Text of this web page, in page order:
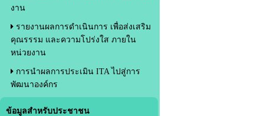
งาน
รายงานผลการดำเนินการ เพื่อส่งเสริม
คุณรรรม และความโปร่งใส ภายใน
หน่วยงาน
การนำผลการประเมิน ITA ไปสู่การ
พัฒนาองค์กร
ข้อมูลสำหรับประชาชน